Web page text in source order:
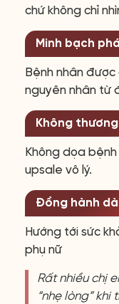
chứ không chỉ
Minh bạch
Bệnh nhân
nguyên nhân từ
Không
Không dọa
upsale vô lý.
Đồng hành
Hướng tới sức
phụ nữ
Rất nhiều chị
“nhẹ lòng” khi